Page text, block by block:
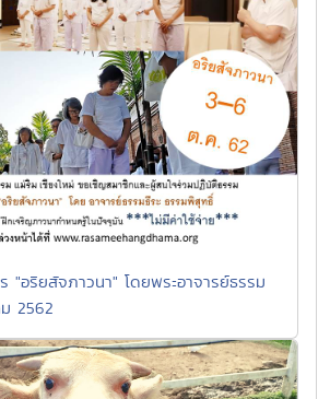
"อริยสัจภาวนา" โดยพระอาจารย์ธรรม
2562